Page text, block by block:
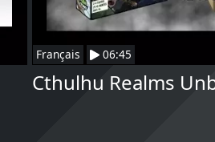
Français 06:45
Cthulhu Realms